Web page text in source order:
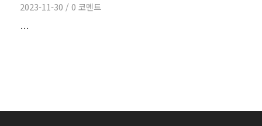
2023-11-30 / 0 코멘트
…